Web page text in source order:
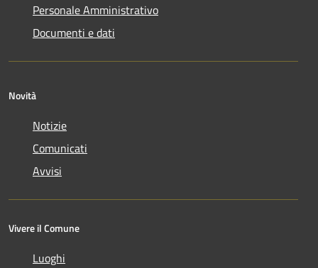
Personale Amministrativo
Documenti e dati
Novità
Notizie
Comunicati
Avvisi
Vivere il Comune
Luoghi